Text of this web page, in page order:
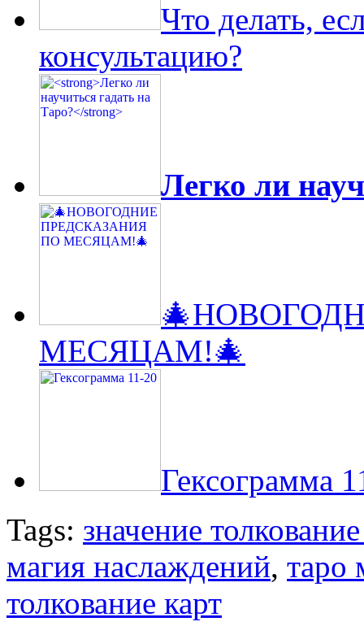
Что делать,
консультацию?
Легко ли
МЕСЯЦАМ!🎄
Гексограмма
Tags: значение
магия наслаждений, таро
толкование карт